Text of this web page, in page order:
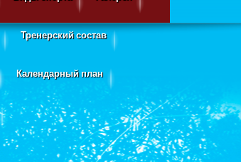
Тренерский состав
Календарный план